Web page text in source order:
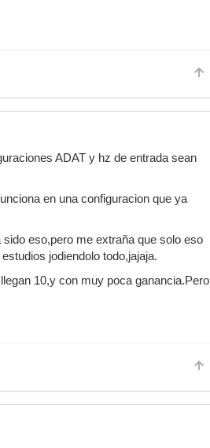
ADAT y hz de entrada sean
en una configuracion que ya
eso,pero me extraña que solo eso
jodiendolo todo,jajaja.
10,y con muy poca ganancia.Pero